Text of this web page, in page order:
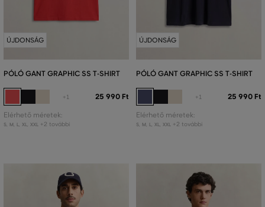
ÚJDONSÁG
PÓLÓ GANT GRAPHIC SS T-SHIRT
+1 25 990 Ft
Elérhető méretek:
S, M L XL XXL +2 további
ÚJDONSÁG
PÓLÓ GANT GRAPHIC SS T-SHIRT
+1 25 990 Ft
Elérhető méretek:
S, M L XL XXL +2 további